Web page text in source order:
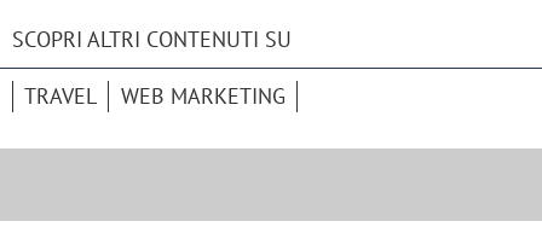
SCOPRI ALTRI CONTENUTI SU
TRAVEL WEB MARKETING